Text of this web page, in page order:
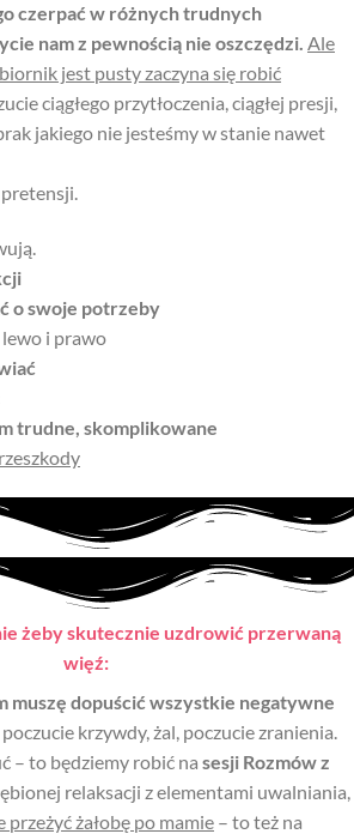
czerpać w różnych trudnych
nam z pewnością nie oszczędzi. Ale
jest pusty zaczyna się robić
ciągłego przytłoczenia, ciągłej presji,
jakiego nie jesteśmy w stanie nawet
pretensji.
o swoje potrzeby
lewo i prawo
trudne, skomplikowane
żeby skutecznie uzdrowić przerwaną
więź:
muszę dopuścić wszystkie negatywne
krzywdy, żal, poczucie zranienia.
– to będziemy robić na sesji Rozmów z
relaksacji z elementami uwalniania,
przeżyć żałobę po mamie – to też na